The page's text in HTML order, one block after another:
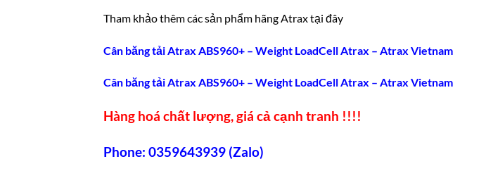
Tham khảo thêm các sản phẩm hãng Atrax tại đây
Cân băng tải Atrax ABS960+ – Weight LoadCell Atrax – Atrax Vietnam
Cân băng tải Atrax ABS960+ – Weight LoadCell Atrax – Atrax Vietnam
Hàng hoá chất lượng, giá cả cạnh tranh !!!!
Phone: 0359643939 (Zalo)